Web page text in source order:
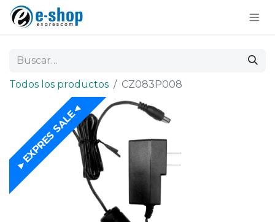
Todos los productos CZ083P008
►EXPRES SALE◄